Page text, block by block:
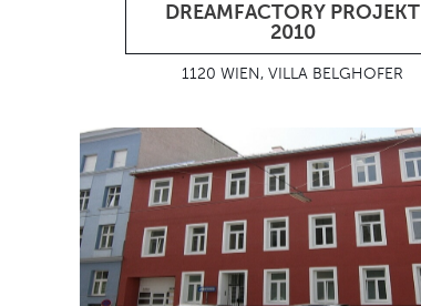
DREAMFACTORY PROJEKT
2010
1120 WIEN, VILLA BELGHOFER